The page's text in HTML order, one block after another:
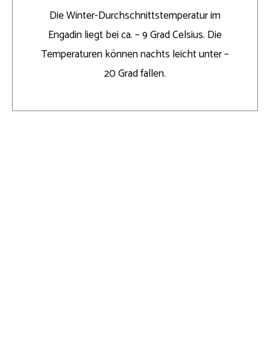
Die Winter-Durchschnittstemperatur im
Engadin liegt bei ca. – 9 Grad Celsius. Die
Temperaturen können nachts leicht unter –
20 Grad fallen.